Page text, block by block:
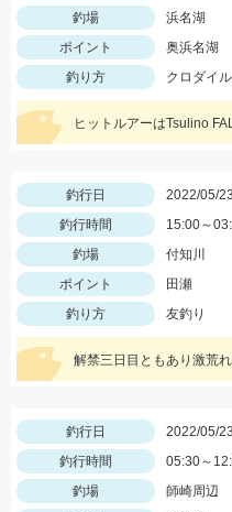
釣場
浜名湖
ポイント
奥浜名湖
釣り方
クロダイ
ヒットルアーはTsulino
釣行日
2022/05/23
釣行時間
15:00～
釣場
付知川
ポイント
田瀬
釣り方
友釣り
釣行日
2022/05/23
釣行時間
05:30～
釣場
師崎周辺